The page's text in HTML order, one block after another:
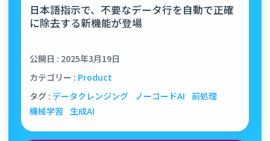
日本語指示で、不要なデータ行を自動で正確
に除去する新機能が登場
公開日 : 2025年3月19日
カテゴリー : Product
タグ : データクレンジング ノーコードAI
前処理
機械学習
生成AI